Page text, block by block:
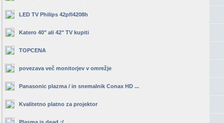
LED TV Philips 42pfl4208h
Katero 40" ali 42" TV kupiti
TOPCENA
povezava več monitorjev v omrežje
Panasonic plazma / in snemalnik Conax HD ...
Kvalitetno platno za projektor